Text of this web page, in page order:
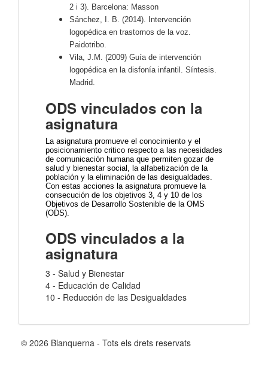
2 i 3). Barcelona: Masson
Sánchez, I. B. (2014). Intervención
logopédica en trastornos de la voz.
Paidotribo.
Vila, J.M. (2009) Guía de intervención
logopédica en la disfonía infantil. Síntesis.
Madrid.
ODS vinculados con la
asignatura
La asignatura promueve el conocimiento y el
posicionamiento critico respecto a las necesidades
de comunicación humana que permiten gozar de
salud y bienestar social, la alfabetización de la
población y la eliminación de las desigualdades.
Con estas acciones la asignatura promueve la
consecución de los objetivos 3, 4 y 10 de los
Objetivos de Desarrollo Sostenible de la OMS
(ODS).
ODS vinculados a la
asignatura
3 - Salud y Bienestar
4 - Educación de Calidad
10 - Reducción de las Desigualdades
© 2026 Blanquerna - Tots els drets reservats